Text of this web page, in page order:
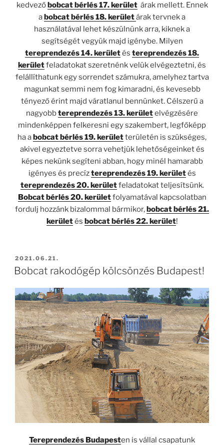
kedvezőbobcat bérlés 17. kerületárak mellett. Ennek
abobcat bérlés 18. kerületárak tervnek a
használatával lehet készülnünk arra, kiknek a
segítségét vegyük majd igénybe. Milyen
tereprendezés 14. kerületés tereprendezés 18.
kerületfeladatokat szeretnénk velük elvégeztetni, és
felállíthatunk egy sorrendet számukra, amelyhez tartva
magunkat semmi nem fog kimaradni, és kevesebb
tényező érint majd váratlanul bennünket. Célszerű a
nagyobbtereprendezés 13. kerületelvégzésére
mindenképpen felkeresni egy szakembert, legfőképp
ha abobcat bérlés 19. kerületterületén is szükséges,
akivel egyeztetve sorra vehetjük lehetőségeinket és
képes nekünk segíteni abban, hogy minél hamarabb
igényes és precíztereprendezés 19. kerületés
tereprendezés 20. kerületfeladatokat teljesítsünk.
Bobcat bérlés 20. kerületfolyamatával kapcsolatban
fordulj hozzánk bizalommal bármikor,bobcat bérlés 21.
kerületés bobcat bérlés 22. kerület!
BEKÜLDVE:
2021.06.21.
Bobcat rakodógép kölcsönzés Budapest!
Tereprendezés Budapesten is vállal csapatunk